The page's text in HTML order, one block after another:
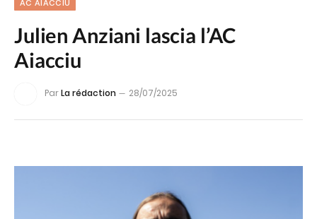
AC AIACCIU
Julien Anziani lascia l’AC
Aiacciu
ParLa rédaction 28/07/2025